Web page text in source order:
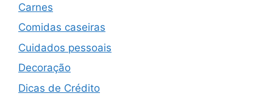
Carnes
Comidas caseiras
Cuidados pessoais
Decoração
Dicas de Crédito